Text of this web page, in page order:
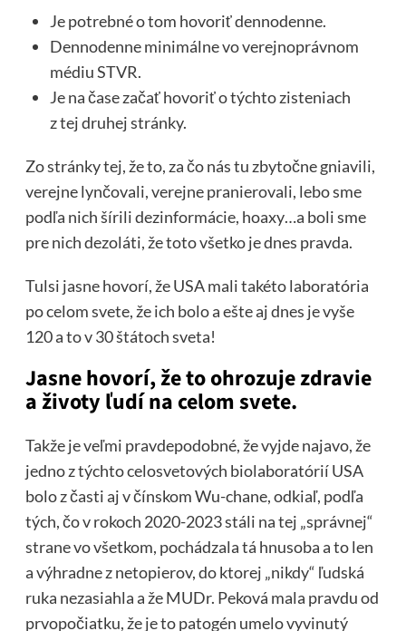
Je potrebné o tom hovoriť dennodenne.
Dennodenne minimálne vo verejnoprávnom
médiu STVR.
Je na čase začať hovoriť o týchto zisteniach
z tej druhej stránky.
Zo stránky tej, že to, za čo nás tu zbytočne gniavili,
verejne lynčovali, verejne pranierovali, lebo sme
podľa nich šírili dezinformácie, hoaxy…a boli sme
pre nich dezoláti, že toto všetko je dnes pravda.
Tulsi jasne hovorí, že USA mali takéto laboratória
po celom svete, že ich bolo a ešte aj dnes je vyše
120 a to v 30 štátoch sveta!
Jasne hovorí, že to ohrozuje zdravie
a životy ľudí na celom svete.
Takže je veľmi pravdepodobné, že vyjde najavo, že
jedno z týchto celosvetových biolaboratórií USA
bolo z časti aj v čínskom Wu-chane, odkiaľ, podľa
tých, čo v rokoch 2020-2023 stáli na tej „správnej“
strane vo všetkom, pochádzala tá hnusoba a to len
a výhradne z netopierov, do ktorej „nikdy“ ľudská
ruka nezasiahla a že MUDr. Peková mala pravdu od
prvopočiatku, že je to patogén umelo vyvinutý